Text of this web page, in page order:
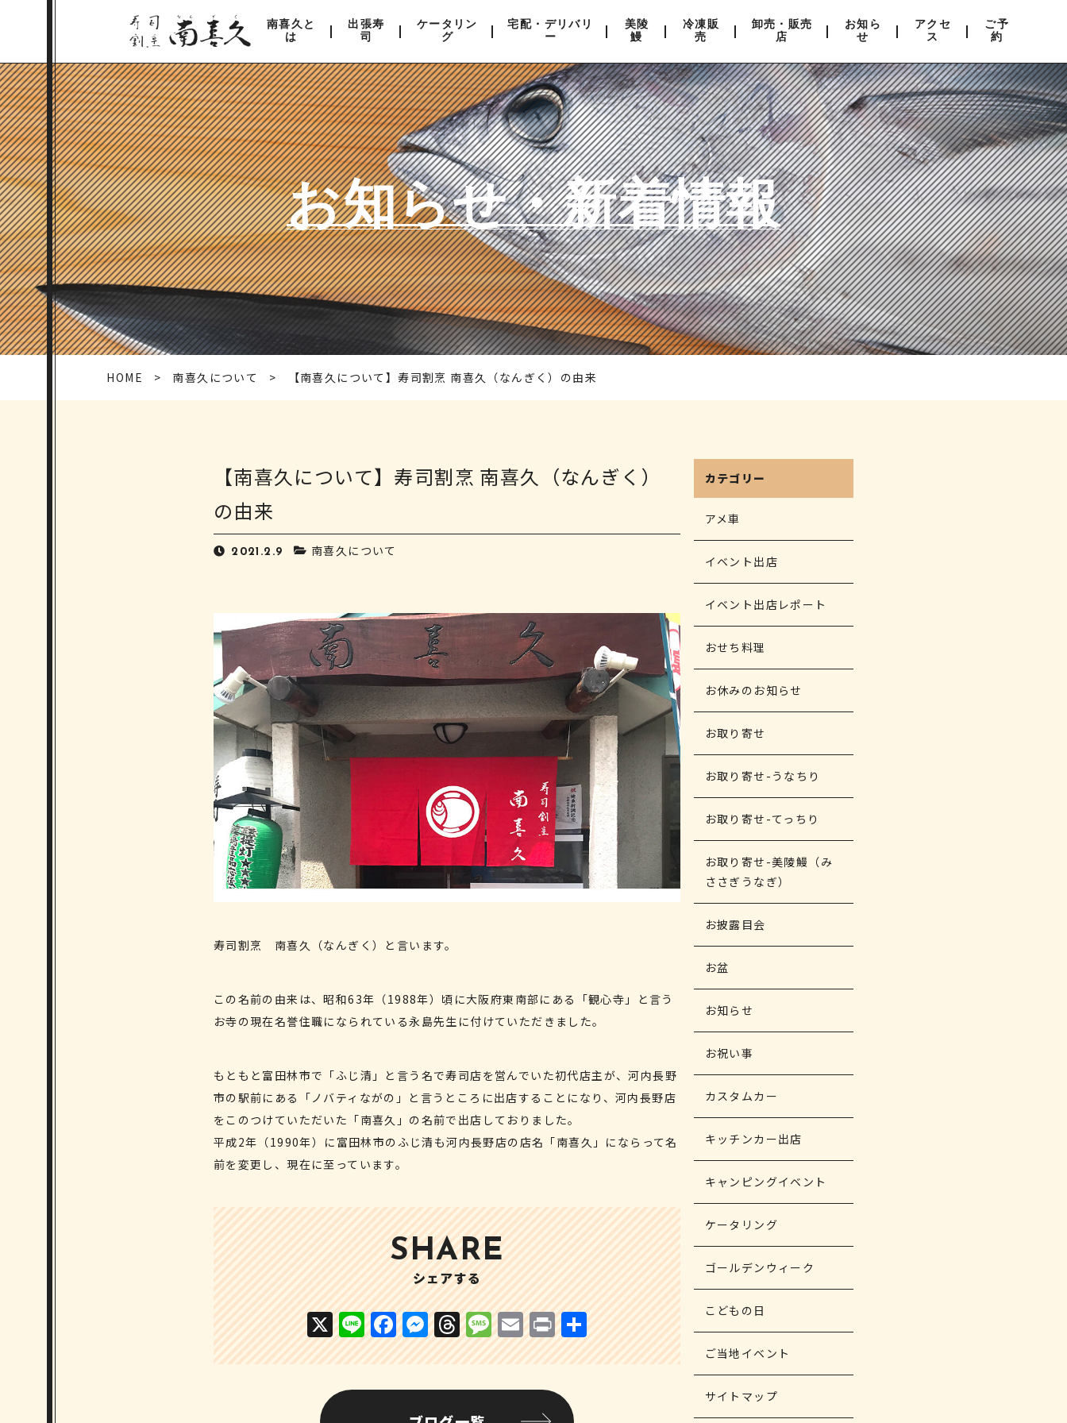
南喜久と
は
出張寿
司
ケータリン
グ
宅配・デリバリ
ー
美陵
鰻
冷凍販
売
卸売・販売
店
お知ら
せ
アクセ
ス
ご予
約
お知らせ・新着情報
HOME 南喜久について 【南喜久について】寿司割烹 南喜久（なんぎく）の由来
【南喜久について】寿司割烹 南喜久（なんぎく）
の由来
2021.2.9 南喜久について
寿司割烹 南喜久（なんぎく）と言います。
この名前の由来は、昭和63年（1988年）頃に大阪府東南部にある「観心寺」と言う
お寺の現在名誉住職になられている永島先生に付けていただきました。
もともと富田林市で「ふじ清」と言う名で寿司店を営んでいた初代店主が、河内長野
市の駅前にある「ノバティながの」と言うところに出店することになり、河内長野店
をこのつけていただいた「南喜久」の名前で出店しておりました。
平成2年（1990年）に富田林市のふじ清も河内長野店の店名「南喜久」にならって名
前を変更し、現在に至っています。
SHARE
シェアする
X Li
n
e
F
a
c
e
M
e
s
s
T
h
r
e
M
e
s
s
E
m
ai
l
P
ri
n
t
共
有
カテゴリー
アメ車
イベント出店
イベント出店レポート
おせち料理
お休みのお知らせ
お取り寄せ
お取り寄せ-うなちり
お取り寄せ-てっちり
お取り寄せ-美陵鰻（み
ささぎうなぎ）
お披露目会
お盆
お知らせ
お祝い事
カスタムカー
キッチンカー出店
キャンピングイベント
ケータリング
ゴールデンウィーク
こどもの日
ご当地イベント
サイトマップ